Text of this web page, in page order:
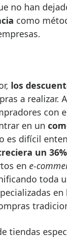
no han
como
los
a realizar.
con
en un
difícil
un 36%
en e-
toda
tiendas